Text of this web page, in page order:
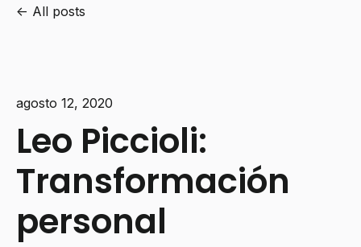
All posts
agosto 12, 2020
Leo Piccioli:
Transformación
personal